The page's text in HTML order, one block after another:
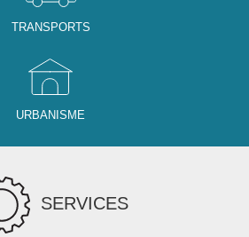
TRANSPORTS
URBANISME
SERVICES